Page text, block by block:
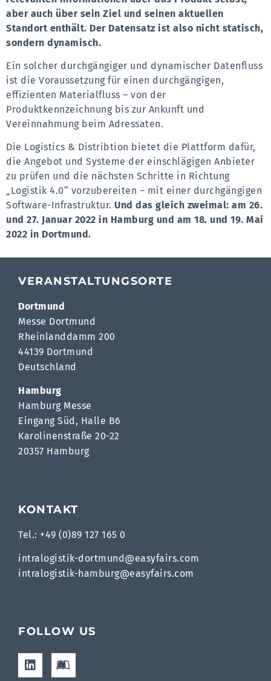
aber auch über sein Ziel und seinen aktuellen
Standort enthält. Der Datensatz ist also nicht statisch,
sondern dynamisch.
Ein solcher durchgängiger und dynamischer Datenfluss
ist die Voraussetzung für einen durchgängigen,
effizienten Materialfluss – von der
Produktkennzeichnung bis zur Ankunft und
Vereinnahmung beim Adressaten.
Die Logistics & Distribtion bietet die Plattform dafür,
die Angebot und Systeme der einschlägigen Anbieter
zu prüfen und die nächsten Schritte in Richtung
„Logistik 4.0“ vorzubereiten – mit einer durchgängigen
Software-Infrastruktur. Und das gleich zweimal: am 26.
und 27. Januar 2022 in Hamburg und am 18. und 19. Mai
2022 in Dortmund.
VERANSTALTUNGSORTE
Dortmund
Messe Dortmund
Rheinlanddamm 200
44139 Dortmund
Deutschland
Hamburg
Hamburg Messe
Eingang Süd, Halle B6
Karolinenstraße 20-22
20357 Hamburg
KONTAKT
Tel.: +49 (0)89 127 165 0
intralogistik-dortmund@easyfairs.com
intralogistik-hamburg@easyfairs.com
FOLLOW US